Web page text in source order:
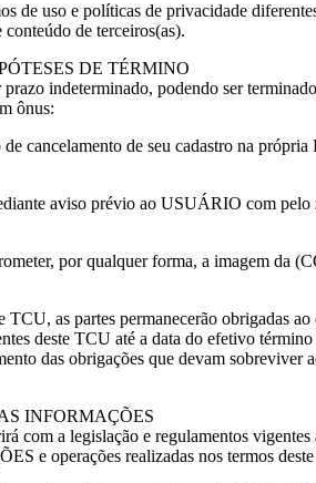
de uso e políticas de privacidade
conteúdo de terceiros(as).
DE TÉRMINO
indeterminado, podendo ser
ônus:
cancelamento de seu cadastro na
aviso prévio ao USUÁRIO com pelo
por qualquer forma, a imagem da
TCU, as partes permanecerão obrigadas
deste TCU até a data do efetivo término
das obrigações que devam sobreviver
INFORMAÇÕES
com a legislação e regulamentos vigentes
e operações realizadas nos termos